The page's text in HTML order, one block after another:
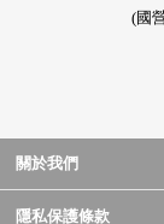
(國
關於我們
隱私保護條款